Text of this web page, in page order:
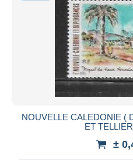
NOUVELLE CALEDONIE (
ET
±